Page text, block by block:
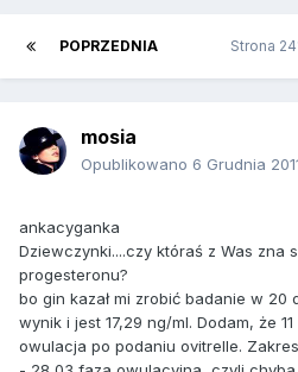
POPRZEDNIA Strona
mosia
Opublikowano 6 Grudnia
ankacyganka
Dziewczynki....czy któraś z Was zna
progesteronu?
bo gin kazał mi zrobić badanie w 20
wynik i jest 17,29 ng/ml. Dodam, że
owulacja po podaniu ovitrelle.